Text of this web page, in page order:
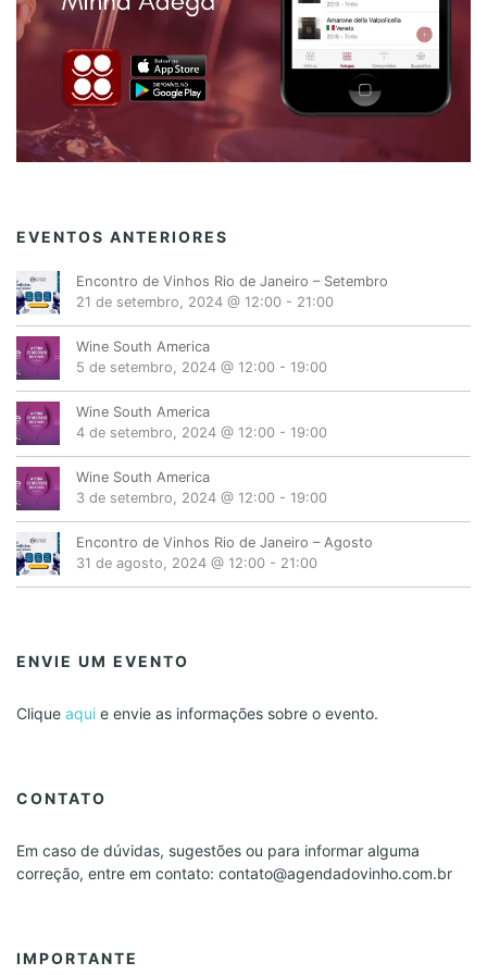
A
B
L
P
A
J
U
N
H
O
EVENTOS ANTERIORES
Encontro de Vinhos Rio de Janeiro – Setembro
21 de setembro, 2024 @ 12:00 - 21:00
Wine South America
5 de setembro, 2024 @ 12:00 - 19:00
Wine South America
4 de setembro, 2024 @ 12:00 - 19:00
Wine South America
3 de setembro, 2024 @ 12:00 - 19:00
Encontro de Vinhos Rio de Janeiro – Agosto
31 de agosto, 2024 @ 12:00 - 21:00
ENVIE UM EVENTO
Clique aqui e envie as informações sobre o evento.
CONTATO
Em caso de dúvidas, sugestões ou para informar alguma
correção, entre em contato: contato@agendadovinho.com.br
IMPORTANTE